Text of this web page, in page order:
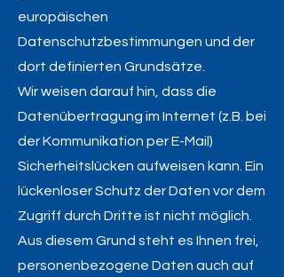
europäischen
Datenschutzbestimmungen und der
dort definierten Grundsätze.
Wir weisen darauf hin, dass die
Datenübertragung im Internet (z.B. bei
der Kommunikation per E-Mail)
Sicherheitslücken aufweisen kann. Ein
lückenloser Schutz der Daten vor dem
Zugriff durch Dritte ist nicht möglich.
Aus diesem Grund steht es Ihnen frei,
personenbezogene Daten auch auf